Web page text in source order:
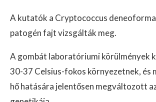
A kutatók a Cryptococcus
patogén fajt vizsgálták meg.
A gombát laboratóriumi körülmények
30-37 Celsius-fokos környezetnek, és
hő hatására jelentősen megváltozott